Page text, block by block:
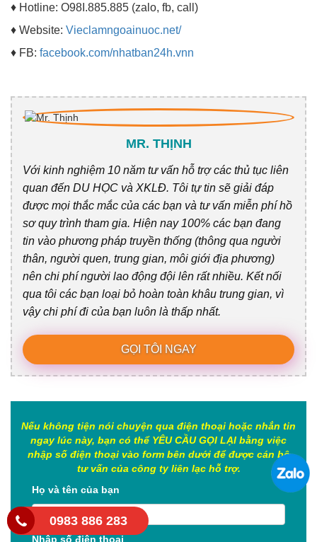
♦ Hotline: O98I.885.885 (zalo, fb, call)
♦ Website: Vieclamngoainuoc.net/
♦ FB: facebook.com/nhatban24h.vnn
MR. THỊNH
Với kinh nghiệm 10 năm tư vấn hỗ trợ các thủ tục liên
quan đến DU HỌC và XKLĐ. Tôi tự tin sẽ giải đáp
được mọi thắc mắc của các bạn và tư vấn miễn phí hồ
sơ quy trình tham gia. Hiện nay 100% các bạn đang
tin vào phương pháp truyền thống (thông qua người
thân, người quen, trung gian, môi giới địa phương)
nên chi phí người lao động đội lên rất nhiều. Kết nối
qua tôi các bạn loại bỏ hoàn toàn khâu trung gian, vì
vậy chi phí đi của bạn luôn là thấp nhất.
GỌI TÔI NGAY
Nếu không tiện nói chuyện qua điện thoại hoặc nhắn tin
ngay lúc này, bạn có thể YÊU CẦU GỌI LẠI bằng việc
nhập số điện thoại vào form bên dưới để được cán bộ
tư vấn của công ty liên lạc hỗ trợ.
Họ và tên của bạn
Nhập số điện thoại
0983 886 283